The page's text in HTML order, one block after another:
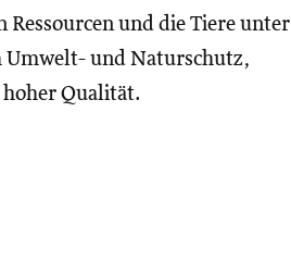
und die Tiere unter
Umwelt- und Naturschutz,
Qualität.